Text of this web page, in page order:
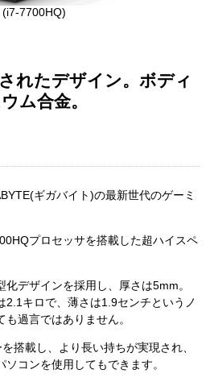
(i7-7700HQ)
れたデザイン。ボディ
ム合金。
ギガバイト)の最新世代のゲーミ
プロセッサを搭載した超ハイスペ
デザインを採用し、厚さは5mm。
2.1キロで、薄さは1.9センチというノ
過言ではありません。
搭載し、より長い持ちが実現され、
コンを使用してもできます。